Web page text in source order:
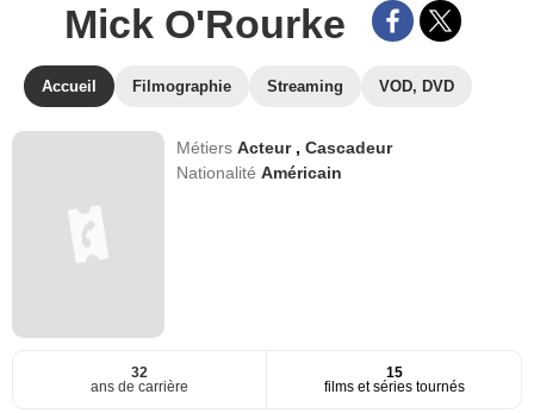
Mick O'Rourke
Accueil Filmographie Streaming VOD, DVD
MétiersActeur ,Cascadeur
NationalitéAméricain
32
ans de carrière
15
films et séries tournés